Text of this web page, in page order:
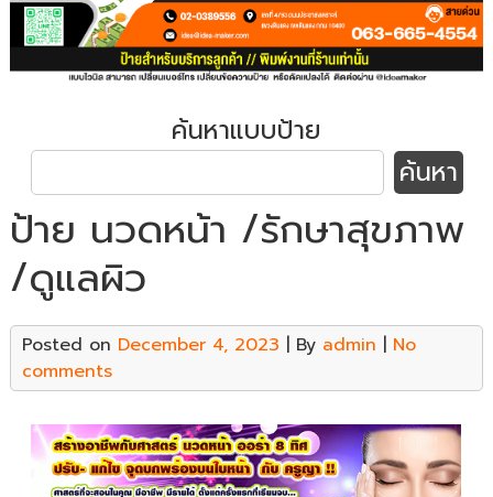
ค้นหาแบบป้าย
ป้าย นวดหน้า /รักษาสุขภาพ
/ดูแลผิว
Posted on December 4, 2023 | By admin | No
comments